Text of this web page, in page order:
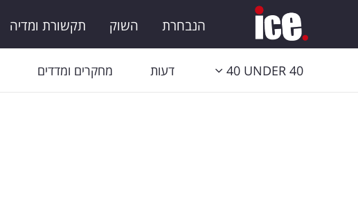
הנבחרת השוק תקשורת ומדיה
40 UNDER 40 דעות מחקרים ומדדים